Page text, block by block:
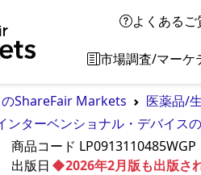
よくあるご
市場調査/マーケ
ShareFair Markets 医薬品/
ンターベンショナル・デバイス
商品コード LP0913110485WGP
◆2026年2月版も出版さ
出版日